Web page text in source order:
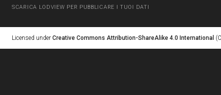
SCARICA LODVIEW PER PUBBLICARE I TUOI DATI
Licensed under Creative Commons Attribution-ShareAlike 4.0 International